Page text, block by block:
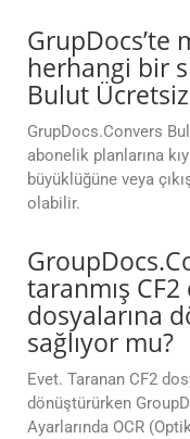
GrupDocs’te
herhangi bir
Bulut
GrupDocs.Convers
abonelik planlarına
büyüklüğüne veya
olabilir.
taranmış CF2
dosyalarına
sağlıyor mu?
Evet. Taranan CF2
dönüştürürken
Ayarlarında OCR